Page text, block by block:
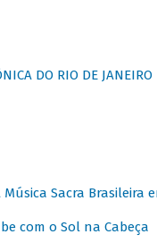
DO RIO DE
Sacra Brasileira
com o Sol na Cabeça